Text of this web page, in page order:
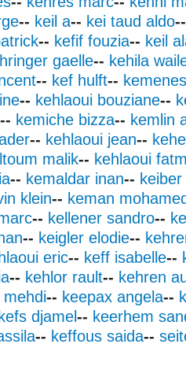
-- keil a-- kei taud aldo--
-- kefif fouzia-- keil
gaelle-- kehila
-- kef hulft--
-- kehlaoui bouziane--
-- kemiche bizza-- kemlin
-- kehlaoui jean--
malik-- kehlaoui
-- kemaldar inan--
klein-- keman
-- kellener sandro--
-- keigler elodie--
eric-- keff isabelle--
-- kehlor rault-- kehren
mehdi-- keepax angela--
kefs djamel-- keerhem
-- keffous saida--